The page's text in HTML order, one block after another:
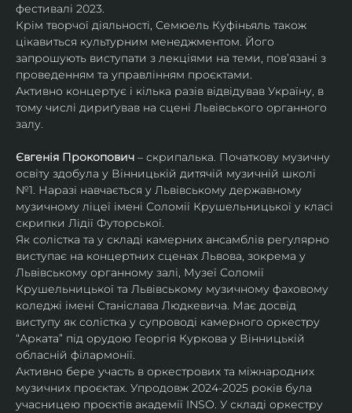
фестивалі 2023.
Крім творчої діяльності, Семюель Куфіньяль також
цікавиться культурним менеджментом. Його
запрошують виступати з лекціями на теми, пов’язані з
проведенням та управлінням проєктами.
Активно концертує і кілька разів відвідував Україну, в
тому числі дириґував на сцені Львівського органного
залу.
Євгенія Прокопович – скрипалька. Початкову музичну
освіту здобула у Вінницькій дитячій музичній школі
№1. Наразі навчається у Львівському державному
музичному ліцеї імені Соломії Крушельницької у класі
скрипки Лідії Футорської.
Як солістка та у складі камерних ансамблів регулярно
виступає на концертних сценах Львова, зокрема у
Львівському органному залі, Музеї Соломії
Крушельницької та Львівському музичному фаховому
коледжі імені Станіслава Людкевича. Має досвід
виступу як солістка у супроводі камерного оркестру
“Арката” під орудою Георгія Куркова у Вінницькій
обласній філармонії.
Активно бере участь в оркестрових та міжнародних
музичних проєктах. Упродовж 2024-2025 років була
учасницею проєктів академії INSO. У складі оркестру